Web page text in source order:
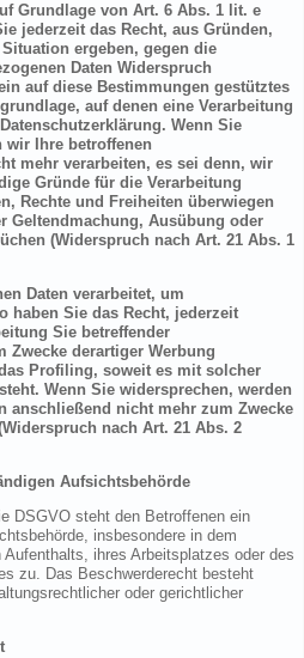
Grundlage von Art. 6 Abs. 1 lit. e
jederzeit das Recht, aus Gründen,
ergeben, gegen die
Daten Widerspruch
auf diese Bestimmungen gestütztes
auf denen eine Verarbeitung
Wenn Sie
wir Ihre betroffenen
mehr verarbeiten, es sei denn, wir
Gründe für die Verarbeitung
Rechte und Freiheiten überwiegen
Geltendmachung, Ausübung oder
(Widerspruch nach Art. 21 Abs. 1
Daten verarbeitet, um
haben Sie das Recht, jederzeit
Sie betreffender
Zwecke derartiger Werbung
Profiling, soweit es mit solcher
Wenn Sie widersprechen, werden
anschließend nicht mehr zum Zwecke
nach Art. 21 Abs. 2
Aufsichtsbehörde
DSGVO steht den Betroffenen ein
insbesondere in dem
ihres Arbeitsplatzes oder des
zu. Das Beschwerderecht besteht
oder gerichtlicher